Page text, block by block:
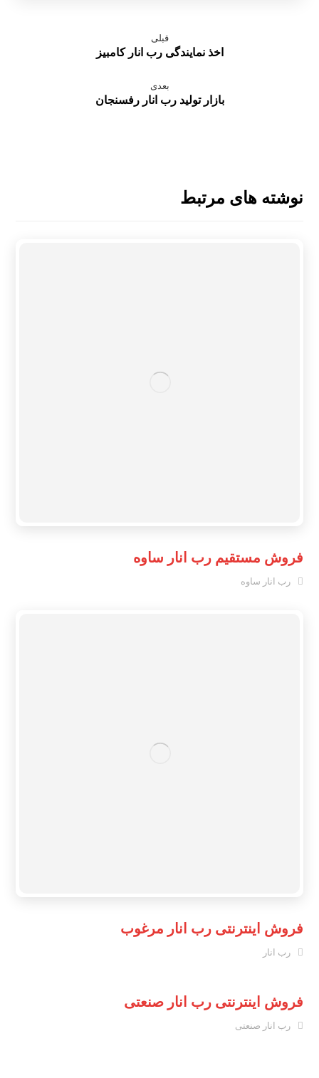
قبلی
اخذ نمایندگی رب انار کامبیز
بعدی
بازار تولید رب انار رفسنجان
نوشته های مرتبط
فروش مستقیم رب انار ساوه
رب انار ساوه
فروش اینترنتی رب انار مرغوب
رب انار
فروش اینترنتی رب انار صنعتی
رب انار صنعتی